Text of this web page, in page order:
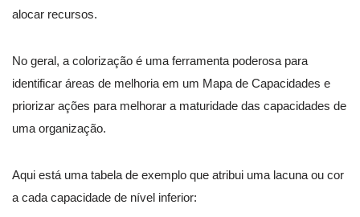
alocar recursos.
No geral, a colorização é uma ferramenta poderosa para
identificar áreas de melhoria em um Mapa de Capacidades e
priorizar ações para melhorar a maturidade das capacidades de
uma organização.
Aqui está uma tabela de exemplo que atribui uma lacuna ou cor
a cada capacidade de nível inferior: